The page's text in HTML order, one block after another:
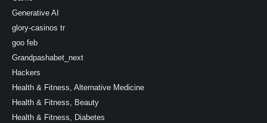
Generative AI
glory-casinos tr
goo feb
Grandpashabet_next
Hackers
Health & Fitness, Alternative Medicine
Health & Fitness, Beauty
Health & Fitness, Diabetes